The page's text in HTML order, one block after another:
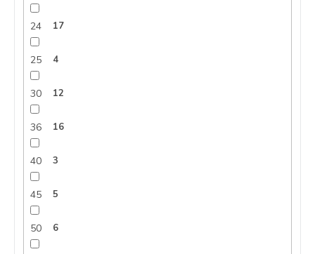
24 17
25 4
30 12
36 16
40 3
45 5
50 6